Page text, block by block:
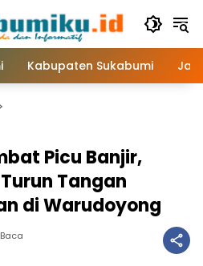
Kabupaten Sukabumi
Picu Banjir,
Tangan
di Warudoyong